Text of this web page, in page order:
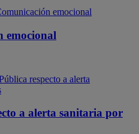
emocional
a alerta sanitaria por